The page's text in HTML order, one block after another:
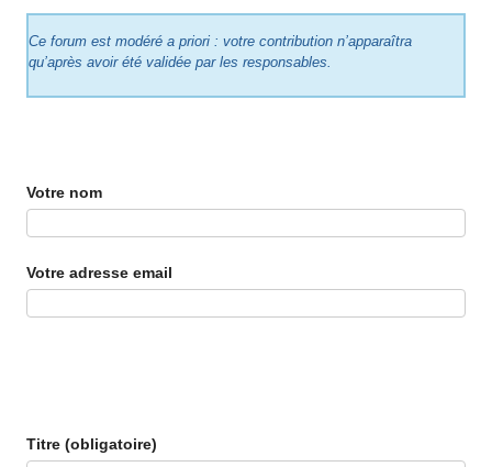
Ce forum est modéré a priori : votre contribution n’apparaîtra
qu’après avoir été validée par les responsables.
Votre nom
Votre adresse email
Titre (obligatoire)